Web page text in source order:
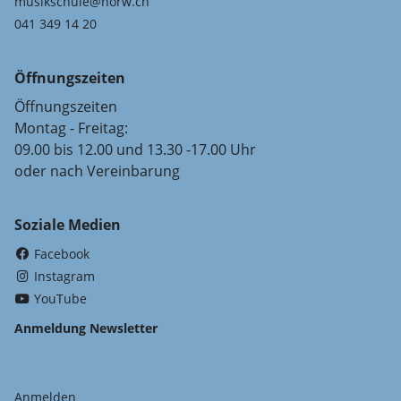
041 349 14 20
Öffnungszeiten
Öffnungszeiten
Montag - Freitag:
09.00 bis 12.00 und 13.30 -17.00 Uhr
oder nach Vereinbarung
Soziale Medien
Facebook
Instagram
YouTube
Anmeldung Newsletter
Anmelden